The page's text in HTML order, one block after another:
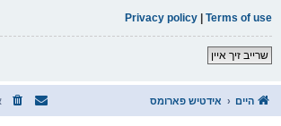
Terms of use
|
Privacy policy
שרייב זיך איין
היים אידטיש פארומס